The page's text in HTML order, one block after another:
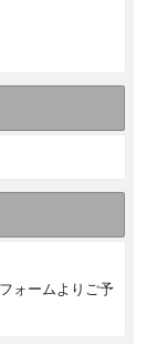
ォームよりご予